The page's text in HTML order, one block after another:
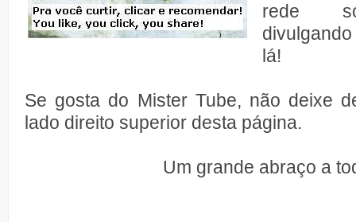
rede
lá!
Se gosta do Mister Tube, não deixe
lado direito superior desta página.
Um grande abraço a